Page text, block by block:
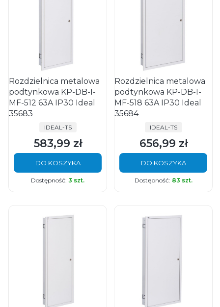
Rozdzielnica metalowa
podtynkowa KP-DB-I-
MF-512 63A IP30 Ideal
35683
PRODUCENT
IDEAL-TS
Cena
583,99 zł
DO KOSZYKA
Dostępność: 3 szt.
Rozdzielnica metalowa
podtynkowa KP-DB-I-
MF-518 63A IP30 Ideal
35684
PRODUCENT
IDEAL-TS
Cena
656,99 zł
DO KOSZYKA
Dostępność: 83 szt.